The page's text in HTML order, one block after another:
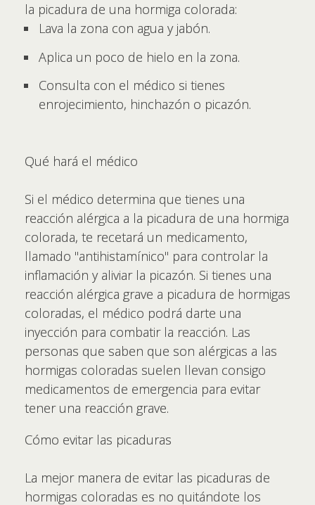
la picadura de una hormiga colorada:
Lava la zona con agua y jabón.
Aplica un poco de hielo en la zona.
Consulta con el médico si tienes
enrojecimiento, hinchazón o picazón.
Qué hará el médico
Si el médico determina que tienes una
reacción alérgica a la picadura de una hormiga
colorada, te recetará un medicamento,
llamado "antihistamínico" para controlar la
inflamación y aliviar la picazón. Si tienes una
reacción alérgica grave a picadura de hormigas
coloradas, el médico podrá darte una
inyección para combatir la reacción. Las
personas que saben que son alérgicas a las
hormigas coloradas suelen llevan consigo
medicamentos de emergencia para evitar
tener una reacción grave.
Cómo evitar las picaduras
La mejor manera de evitar las picaduras de
hormigas coloradas es no quitándote los